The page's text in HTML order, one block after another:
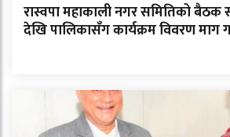
रास्वपा महाकाली नगर समितिको बैठक
देखि पालिकासँग कार्यक्रम विवरण माग